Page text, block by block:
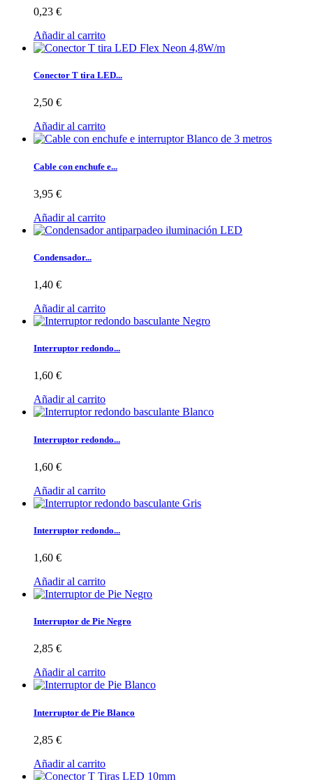
0,23 €
Añadir al carrito
Conector T tira LED...
2,50 €
Añadir al carrito
Cable con enchufe e...
3,95 €
Añadir al carrito
Condensador...
1,40 €
Añadir al carrito
Interruptor redondo...
1,60 €
Añadir al carrito
Interruptor redondo...
1,60 €
Añadir al carrito
Interruptor redondo...
1,60 €
Añadir al carrito
Interruptor de Pie Negro
2,85 €
Añadir al carrito
Interruptor de Pie Blanco
2,85 €
Añadir al carrito